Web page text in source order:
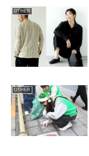
OTHER
OTHER